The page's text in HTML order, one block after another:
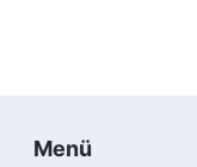
Menü